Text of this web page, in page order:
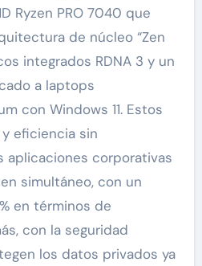
Ryzen PRO 7040 que
de núcleo “Zen
integrados RDNA 3 y un
a laptops
con Windows 11. Estos
eficiencia sin
aplicaciones corporativas
simultáneo, con un
en términos de
con la seguridad
los datos privados ya